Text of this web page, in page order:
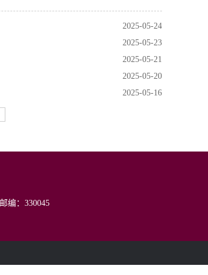
2025-05-24
2025-05-23
2025-05-21
2025-05-20
2025-05-16
邮编：330045